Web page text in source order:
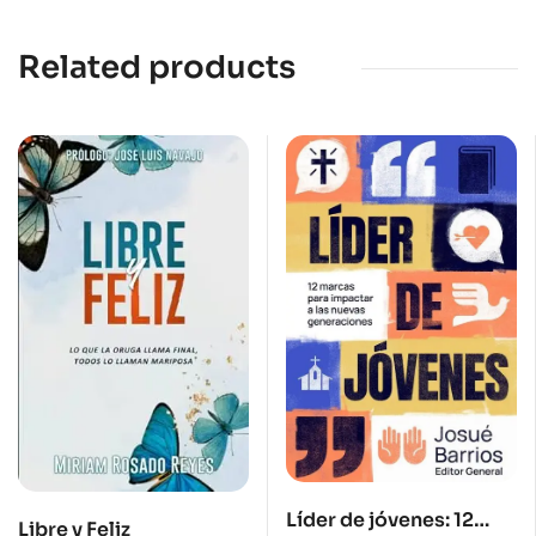
Related products
Libre y Feliz
Líder de jóvenes: 12